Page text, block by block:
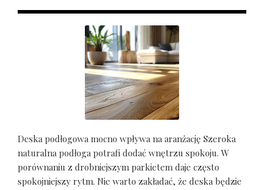
Deska podłogowa mocno wpływa na aranżację Szeroka
naturalna podłoga potrafi dodać wnętrzu spokoju. W
porównaniu z drobniejszym parkietem daje często
spokojniejszy rytm. Nie warto zakładać, że deska będzie